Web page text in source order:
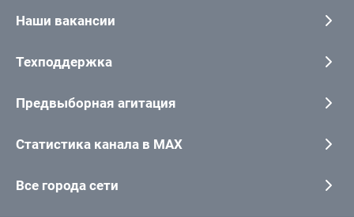
Наши вакансии
Техподдержка
Предвыборная агитация
Статистика канала в MAX
Все города сети